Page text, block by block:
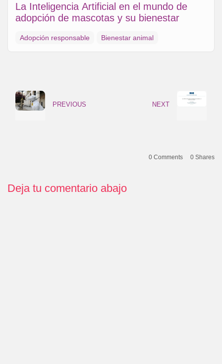
La Inteligencia Artificial en el mundo de
adopción de mascotas y su bienestar
Adopción responsable Bienestar animal
PREVIOUS NEXT
0 Comments 0 Shares
Deja tu comentario abajo